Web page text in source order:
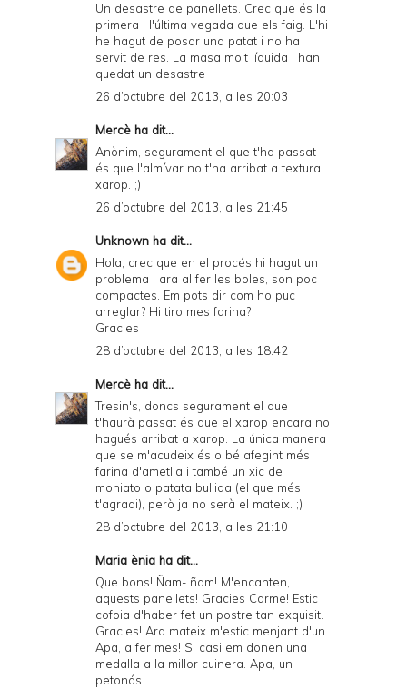
Un desastre de panellets. Crec que és la
primera i l'última vegada que els faig. L'hi
he hagut de posar una patat i no ha
servit de res. La masa molt líquida i han
quedat un desastre
26 d’octubre del 2013, a les 20:03
Mercè ha dit...
Anònim, segurament el que t'ha passat
és que l'almívar no t'ha arribat a textura
xarop. ;)
26 d’octubre del 2013, a les 21:45
Unknown ha dit...
Hola, crec que en el procés hi hagut un
problema i ara al fer les boles, son poc
compactes. Em pots dir com ho puc
arreglar? Hi tiro mes farina?
Gracies
28 d’octubre del 2013, a les 18:42
Mercè ha dit...
Tresin's, doncs segurament el que
t'haurà passat és que el xarop encara no
hagués arribat a xarop. La única manera
que se m'acudeix és o bé afegint més
farina d'ametlla i també un xic de
moniato o patata bullida (el que més
t'agradi), però ja no serà el mateix. ;)
28 d’octubre del 2013, a les 21:10
Maria ènia ha dit...
Que bons! Ñam- ñam! M'encanten,
aquests panellets! Gracies Carme! Estic
cofoia d'haber fet un postre tan exquisit.
Gracies! Ara mateix m'estic menjant d'un.
Apa, a fer mes! Si casi em donen una
medalla a la millor cuinera. Apa, un
petonás.